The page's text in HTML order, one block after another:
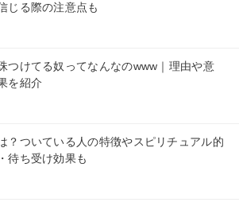
じる際の注意点も
つけてる奴ってなんなのwww｜理由や意
を紹介
？ついている人の特徴やスピリチュアル的
待ち受け効果も